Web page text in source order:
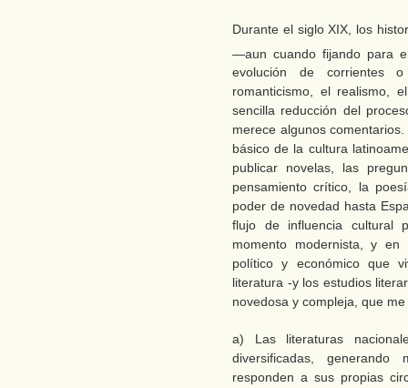
Durante el siglo XIX, los
—aun cuando fijando para
evolución de corrientes
romanticismo, el realismo,
sencilla reducción del
merece algunos
básico de la cultura
publicar novelas, las
pensamiento crítico, la
poder de novedad hasta
flujo de influencia cultural
momento modernista, y en
político y económico que
literatura -y los estudios
novedosa y compleja, que
a) Las literaturas
diversificadas,
responden a sus propias